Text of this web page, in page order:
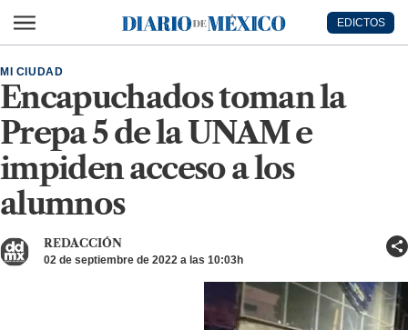
Diario de México
EDICTOS
Encapuchados toman la
Prepa 5 de la UNAM e
impiden acceso a los
alumnos
MI CIUDAD
REDACCIÓN
02 de septiembre de 2022 a las 10:03h